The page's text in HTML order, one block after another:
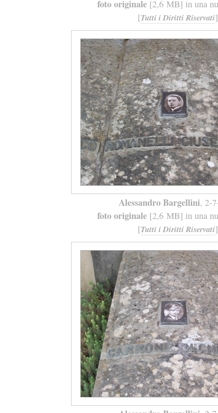
foto originale[2,6 MB] in una
[Tutti i Diritti Riservati]
Alessandro Bargellini, 2-
foto originale[2,6 MB] in una
[Tutti i Diritti Riservati]